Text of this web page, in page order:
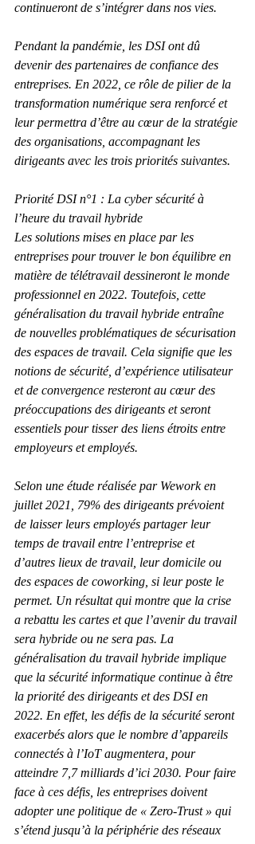
continueront de s’intégrer dans nos vies.
Pendant la pandémie, les DSI ont dû
devenir des partenaires de confiance des
entreprises. En 2022, ce rôle de pilier de la
transformation numérique sera renforcé et
leur permettra d’être au cœur de la stratégie
des organisations, accompagnant les
dirigeants avec les trois priorités suivantes.
Priorité DSI n°1 : La cyber sécurité à
l’heure du travail hybride
Les solutions mises en place par les
entreprises pour trouver le bon équilibre en
matière de télétravail dessineront le monde
professionnel en 2022. Toutefois, cette
généralisation du travail hybride entraîne
de nouvelles problématiques de sécurisation
des espaces de travail. Cela signifie que les
notions de sécurité, d’expérience utilisateur
et de convergence resteront au cœur des
préoccupations des dirigeants et seront
essentiels pour tisser des liens étroits entre
employeurs et employés.
Selon une étude réalisée par Wework en
juillet 2021, 79% des dirigeants prévoient
de laisser leurs employés partager leur
temps de travail entre l’entreprise et
d’autres lieux de travail, leur domicile ou
des espaces de coworking, si leur poste le
permet. Un résultat qui montre que la crise
a rebattu les cartes et que l’avenir du travail
sera hybride ou ne sera pas. La
généralisation du travail hybride implique
que la sécurité informatique continue à être
la priorité des dirigeants et des DSI en
2022. En effet, les défis de la sécurité seront
exacerbés alors que le nombre d’appareils
connectés à l’IoT augmentera, pour
atteindre 7,7 milliards d’ici 2030. Pour faire
face à ces défis, les entreprises doivent
adopter une politique de « Zero-Trust » qui
s’étend jusqu’à la périphérie des réseaux